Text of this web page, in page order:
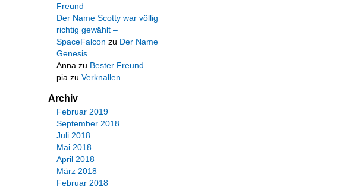
Freund
Der Name Scotty war völlig
richtig gewählt –
SpaceFalcon zu Der Name
Genesis
Annazu Bester Freund
piazu Verknallen
Archiv
Februar 2019
September 2018
Juli 2018
Mai 2018
April 2018
März 2018
Februar 2018